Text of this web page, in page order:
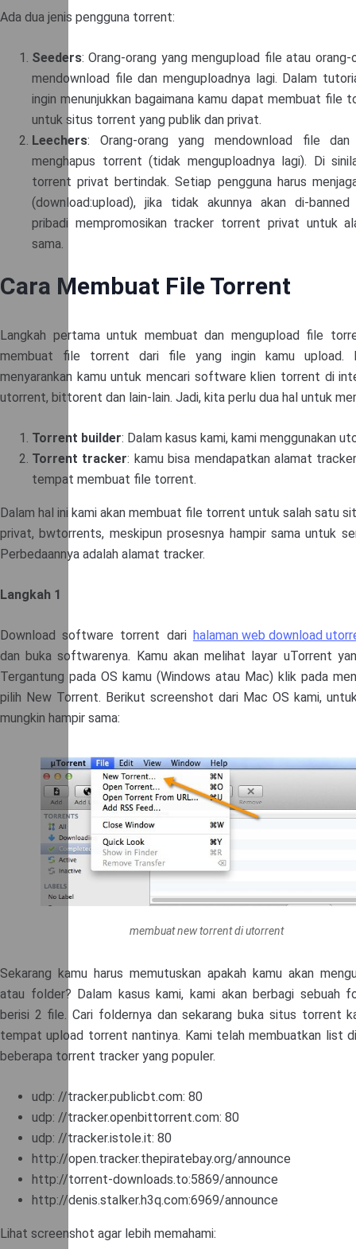
Ada dua jenis pengguna torrent:
Seeders: Orang-orang yang mengupload file atau orang-
mendownload file dan menguploadnya lagi. Dalam
ingin menunjukkan bagaimana kamu dapat membuat file
untuk situs torrent yang publik dan privat.
Leechers: Orang-orang yang mendownload file dan
menghapus torrent (tidak menguploadnya lagi). Di
torrent privat bertindak. Setiap pengguna harus
(download:upload), jika tidak akunnya akan di-
pribadi mempromosikan tracker torrent privat untuk
sama.
Cara Membuat File Torrent
Langkah pertama untuk membuat dan mengupload file
membuat file torrent dari file yang ingin kamu upload.
menyarankan kamu untuk mencari software klien torrent di
utorrent, bittorent dan lain-lain. Jadi, kita perlu dua hal untuk
Torrent builder: Dalam kasus kami, kami menggunakan
Torrent tracker: kamu bisa mendapatkan alamat
tempat membuat file torrent.
Dalam hal ini kami akan membuat file torrent untuk salah satu
privat, bwtorrents, meskipun prosesnya hampir sama untuk
Perbedaannya adalah alamat tracker.
Langkah 1
Download software torrent dari halaman web download
dan buka softwarenya. Kamu akan melihat layar uTorrent
Tergantung pada OS kamu (Windows atau Mac) klik pada
pilih New Torrent. Berikut screenshot dari Mac OS kami,
mungkin hampir sama:
membuat new torrent di utorrent
Sekarang kamu harus memutuskan apakah kamu akan
atau folder? Dalam kasus kami, kami akan berbagi sebuah
berisi 2 file. Cari foldernya dan sekarang buka situs torrent
tempat upload torrent nantinya. Kami telah membuatkan list
beberapa torrent tracker yang populer.
udp: //tracker.publicbt.com: 80
udp: //tracker.openbittorrent.com: 80
udp: //tracker.istole.it: 80
http://open.tracker.thepiratebay.org/announce
http://torrent-downloads.to:5869/announce
http://denis.stalker.h3q.com:6969/announce
Lihat screenshot agar lebih memahami: